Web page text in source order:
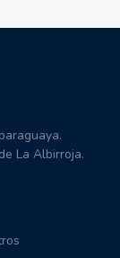
La Albirroja.